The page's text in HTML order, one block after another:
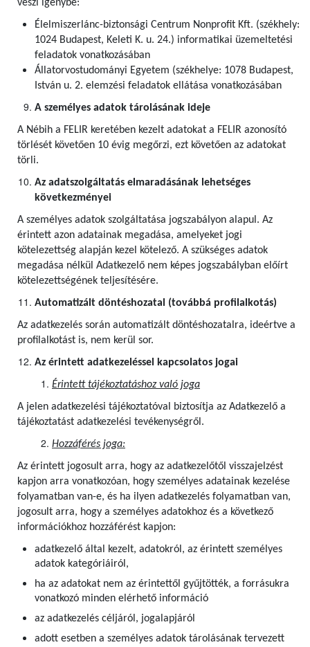
veszi igénybe:
Élelmiszerlánc-biztonsági Centrum Nonprofit Kft. (székhely:
1024 Budapest, Keleti K. u. 24.) informatikai üzemeltetési
feladatok vonatkozásában
Állatorvostudományi Egyetem (székhelye: 1078 Budapest,
István u. 2. elemzési feladatok ellátása vonatkozásában
A személyes adatok tárolásának ideje
A Nébih a FELIR keretében kezelt adatokat a FELIR azonosító
törlését követően 10 évig megőrzi, ezt követően az adatokat
törli.
Az adatszolgáltatás elmaradásának lehetséges
következményei
A személyes adatok szolgáltatása jogszabályon alapul. Az
érintett azon adatainak megadása, amelyeket jogi
kötelezettség alapján kezel kötelező. A szükséges adatok
megadása nélkül Adatkezelő nem képes jogszabályban előírt
kötelezettségének teljesítésére.
Automatizált döntéshozatal (továbbá profilalkotás)
Az adatkezelés során automatizált döntéshozatalra, ideértve a
profilalkotást is, nem kerül sor.
Az érintett adatkezeléssel kapcsolatos jogai
Érintett tájékoztatáshoz való joga
A jelen adatkezelési tájékoztatóval biztosítja az Adatkezelő a
tájékoztatást adatkezelési tevékenységről.
Hozzáférés joga:
Az érintett jogosult arra, hogy az adatkezelőtől visszajelzést
kapjon arra vonatkozóan, hogy személyes adatainak kezelése
folyamatban van-e, és ha ilyen adatkezelés folyamatban van,
jogosult arra, hogy a személyes adatokhoz és a következő
információkhoz hozzáférést kapjon:
adatkezelő által kezelt, adatokról, az érintett személyes
adatok kategóriáiról,
ha az adatokat nem az érintettől gyűjtötték, a forrásukra
vonatkozó minden elérhető információ
az adatkezelés céljáról, jogalapjáról
adott esetben a személyes adatok tárolásának tervezett